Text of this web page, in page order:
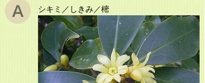
シキミ／しきみ／樒